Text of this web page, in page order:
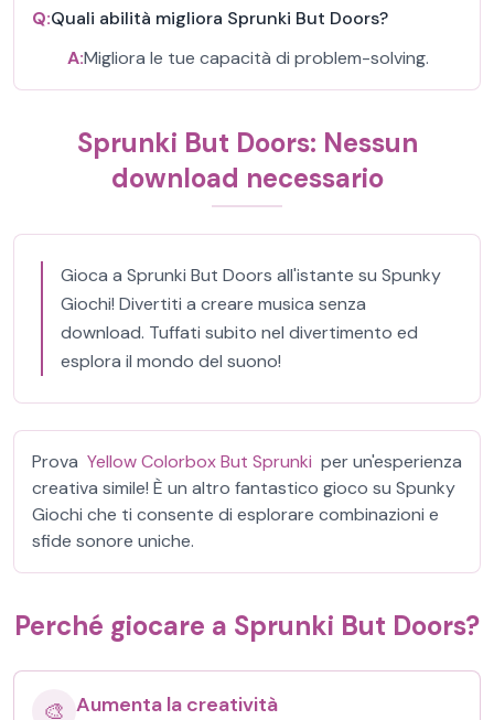
Q:Quali abilità migliora Sprunki But Doors?
A:Migliora le tue capacità di problem-solving.
Sprunki But Doors: Nessun
download necessario
Gioca a Sprunki But Doors all'istante su Spunky
Giochi! Divertiti a creare musica senza
download. Tuffati subito nel divertimento ed
esplora il mondo del suono!
Prova Yellow Colorbox But Sprunki per un'esperienza
creativa simile! È un altro fantastico gioco su Spunky
Giochi che ti consente di esplorare combinazioni e
sfide sonore uniche.
Perché giocare a Sprunki But Doors?
🎨 Aumenta la creatività